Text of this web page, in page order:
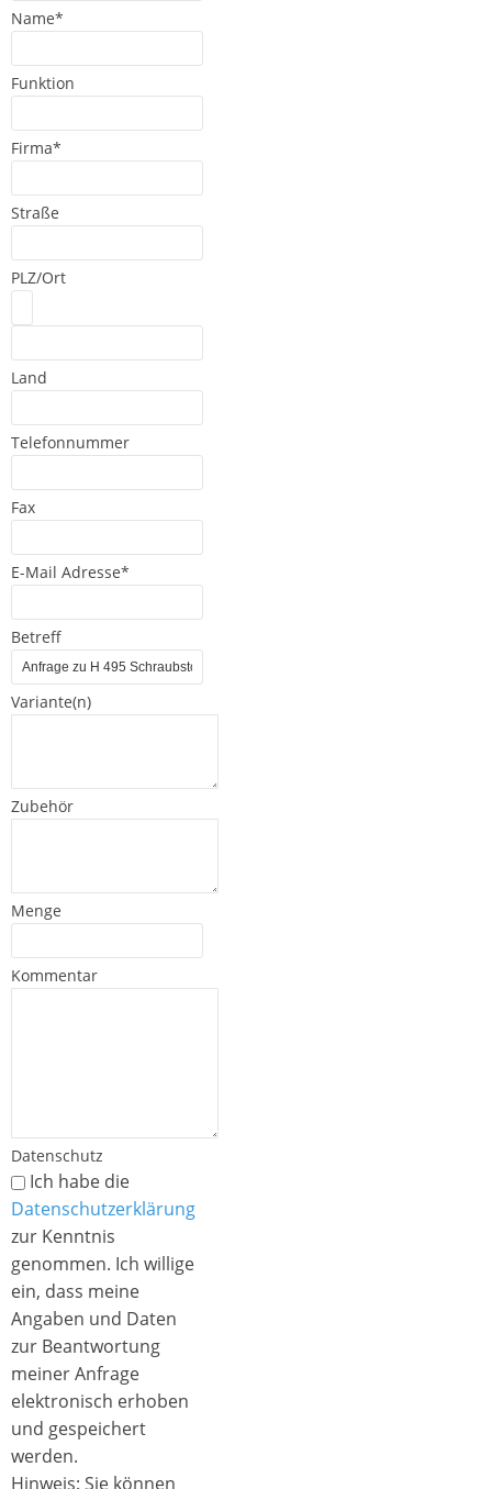
Name*
Funktion
Firma*
Straße
PLZ/Ort
Land
Telefonnummer
Fax
E-Mail Adresse*
Betreff
Variante(n)
Zubehör
Menge
Kommentar
Datenschutz
Ich habe die
Datenschutzerklärung
zur Kenntnis
genommen. Ich willige
ein, dass meine
Angaben und Daten
zur Beantwortung
meiner Anfrage
elektronisch erhoben
und gespeichert
werden.
Hinweis: Sie können